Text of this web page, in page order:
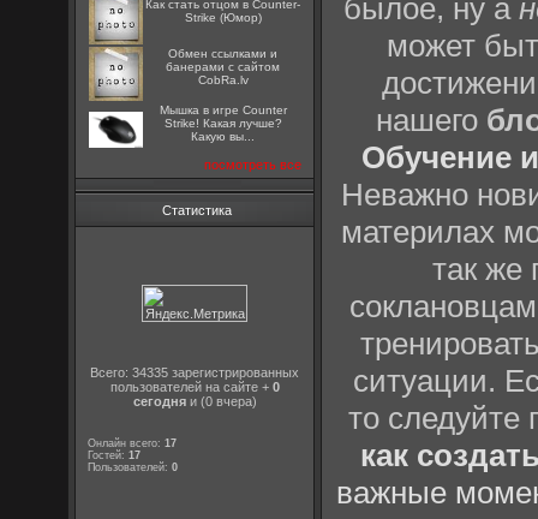
Как стать отцом в Counter-
Strike (Юмор)
Oбмен ссылками и
банерами с сайтом
CobRa.lv
Мышка в игре Counter
Strike! Какая лучше?
Какую вы...
посмотреть все
Статистика
Всего: 34335 зарегистрированных
пользователей на сайте + 0
сегодняи (0 вчера)
Онлайн всего:17
Гостей:17
Пользователей:0
былое, ну а
может
нашего
Обучение
Неважно
материлах
так же
ситуации.
то
как
важные